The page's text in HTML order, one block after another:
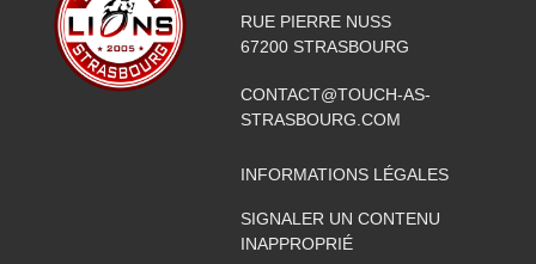
RUE PIERRE NUSS
67200 STRASBOURG
CONTACT@TOUCH-AS-
STRASBOURG.COM
INFORMATIONS LÉGALES
SIGNALER UN CONTENU
INAPPROPRIÉ